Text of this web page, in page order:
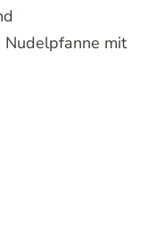
Nudelpfanne mit